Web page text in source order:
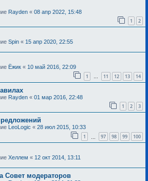
Rayden « 08 апр 2022, 15:48
1 2
Spin « 15 апр 2020, 22:55
Ёжик « 10 май 2016, 22:09
1 … 11 12 13 14
Rayden « 01 мар 2016, 22:48
1 2 3
LeoLogic « 28 июл 2015, 10:33
1 97 98 99 100
Хеллем « 12 окт 2014, 13:11
Совет модераторов